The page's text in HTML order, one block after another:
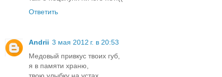
Ответить
Andrii 3 мая 2012 г. в 20:53
Медовый привкус твоих губ,
я в памяти храню,